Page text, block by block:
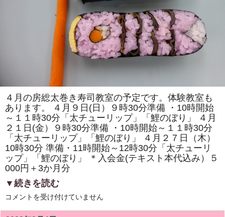
室
も
あ
り
ま
す。
は
４月の房総太巻き寿司教室の予定です。体験教室も
あります。 ４月９日(日）９時30分準備 ・10時開始
～１１時30分「太チューリップ」「鯉のぼり」 ４月
２１日(金）９時30分準備 ・10時開始～１１時30分
「太チューリップ」「鯉のぼり」 ４月２７日（木）
10時30分 準備・11時開始～12時30分「太チューリ
ップ」「鯉のぼり」 ＊入会金(テキスト本代込み）５
000円＋3か月分
▼続きを読む
4
の
コメントを受け付けていません